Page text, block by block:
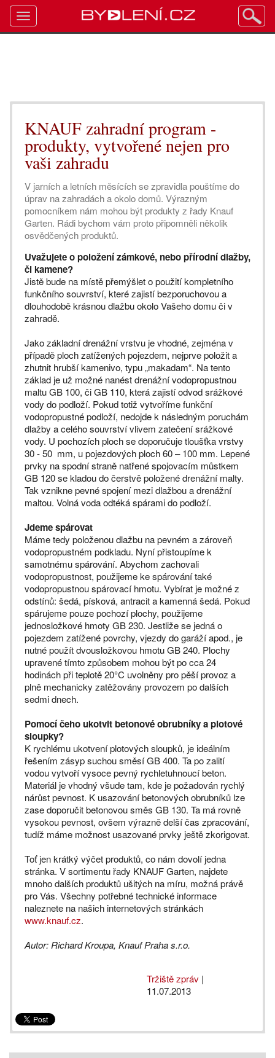
KNAUF zahradní program -
produkty, vytvořené nejen pro
vaši zahradu
V jarních a letních měsících se zpravidla pouštíme do
úprav na zahradách a okolo domů. Výrazným
pomocníkem nám mohou být produkty z řady Knauf
Garten. Rádi bychom vám proto připomněli několik
osvědčených produktů.
Uvažujete o položení zámkové, nebo přírodní dlažby,
či kamene?
Jistě bude na místě přemýšlet o použití kompletního
funkčního souvrství, které zajistí bezporuchovou a
dlouhodobě krásnou dlažbu okolo Vašeho domu či v
zahradě.
Jako základní drenážní vrstvu je vhodné, zejména v
případě ploch zatížených pojezdem, nejprve položit a
zhutnit hrubší kamenivo, typu „makadam“. Na tento
základ je už možné nanést drenážní vodopropustnou
maltu GB 100, či GB 110, která zajistí odvod srážkové
vody do podloží. Pokud totiž vytvoříme funkční
vodopropustné podloží, nedojde k následným poruchám
dlažby a celého souvrství vlivem zatečení srážkové
vody. U pochozích ploch se doporučuje tloušťka vrstvy
30 - 50 mm, u pojezdových ploch 60 – 100 mm. Lepené
prvky na spodní straně natřené spojovacím můstkem
GB 120 se kladou do čerstvě položené drenážní malty.
Tak vznikne pevné spojení mezi dlažbou a drenážní
maltou. Volná voda odtéká spárami do podloží.
Jdeme spárovat
Máme tedy položenou dlažbu na pevném a zároveň
vodopropustném podkladu. Nyní přistoupíme k
samotnému spárování. Abychom zachovali
vodopropustnost, použijeme ke spárování také
vodopropustnou spárovací hmotu. Vybírat je možné z
odstínů: šedá, písková, antracit a kamenná šedá. Pokud
spárujeme pouze pochozí plochy, použijeme
jednosložkové hmoty GB 230. Jestliže se jedná o
pojezdem zatížené povrchy, vjezdy do garáží apod., je
nutné použít dvousložkovou hmotu GB 240. Plochy
upravené tímto způsobem mohou být po cca 24
hodinách při teplotě 20°C uvolněny pro pěší provoz a
plně mechanicky zatěžovány provozem po dalších
sedmi dnech.
Pomocí čeho ukotvit betonové obrubníky a plotové
sloupky?
K rychlému ukotvení plotových sloupků, je ideálním
řešením zásyp suchou směsí GB 400. Ta po zalití
vodou vytvoří vysoce pevný rychletuhnoucí beton.
Materiál je vhodný všude tam, kde je požadován rychlý
nárůst pevnost. K usazování betonových obrubníků lze
zase doporučit betonovou směs GB 130. Ta má rovně
vysokou pevnost, ovšem výrazně delší čas zpracování,
tudíž máme možnost usazované prvky ještě zkorigovat.
Toť jen krátký výčet produktů, co nám dovolí jedna
stránka. V sortimentu řady KNAUF Garten, najdete
mnoho dalších produktů ušitých na míru, možná právě
pro Vás. Všechny potřebné technické informace
naleznete na našich internetových stránkách
www.knauf.cz.
Autor: Richard Kroupa, Knauf Praha s.r.o.
Tržiště zpráv |
11.07.2013
Toggle
navigation